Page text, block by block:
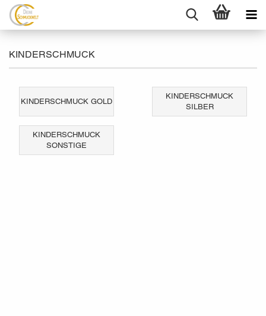
KINDERSCHMUCK
KINDERSCHMUCK GOLD
KINDERSCHMUCK
SILBER
KINDERSCHMUCK
SONSTIGE